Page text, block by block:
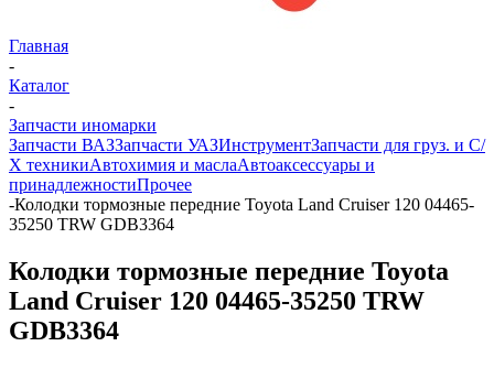
Главная
-
Каталог
-
Запчасти иномарки
Запчасти ВАЗЗапчасти УАЗИнструментЗапчасти для груз. и С/
Х техникиАвтохимия и маслаАвтоаксессуары и
принадлежностиПрочее
-Колодки тормозные передние Toyota Land Cruiser 120 04465-
35250 TRW GDB3364
Колодки тормозные передние Toyota
Land Cruiser 120 04465-35250 TRW
GDB3364